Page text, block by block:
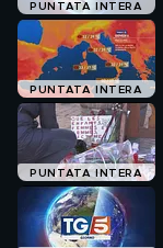
PUNTATA INTERA
PUNTATA INTERA
PUNTATA INTERA